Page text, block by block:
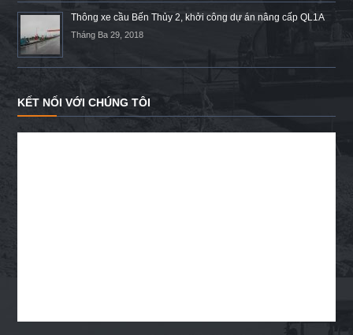
Thông xe cầu Bến Thủy 2, khởi công dự án nâng cấp QL1A
Tháng Ba 29, 2018
KẾT NỐI VỚI CHÚNG TÔI